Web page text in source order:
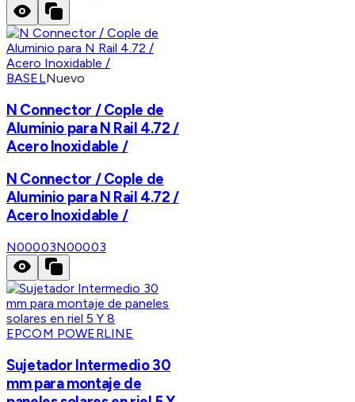
BASELNuevo
N Connector / Cople de
Aluminio para N Rail 4.72 /
Acero Inoxidable /
N Connector / Cople de
Aluminio para N Rail 4.72 /
Acero Inoxidable /
N00003N00003
EPCOM POWERLINE
Sujetador Intermedio 30
mm para montaje de